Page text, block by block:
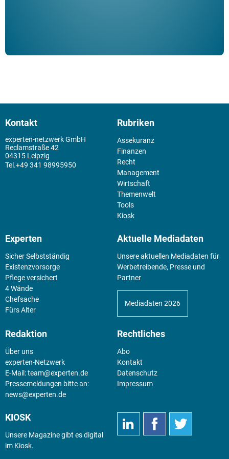
Kontakt
experten-netzwerk GmbH
Reclamstraße 42
04315 Leipzig
+49 341 98995950
Rubriken
Assekuranz
Finanzen
Recht
Management
Wirtschaft
Themenwelt
Tools
Kiosk
Experten
Sicher Selbstständig
Existenz­vorsorge
Pflege versichert
4 Wände
Chefsache
Fürs Alter
Aktuelle Mediadaten
Unsere aktuellen Mediadaten für
Werbetreibende, Presse und
Partner
Mediadaten 2026
Redaktion
Über uns
experten-Netzwerk
E-Mail:team@experten.de
Pressemeldungen bitte an:
news@experten.de
Rechtliches
Abo
Kontakt
Datenschutz
Impressum
KIOSK
Unsere Magazine gibt es digital
im Kiosk.